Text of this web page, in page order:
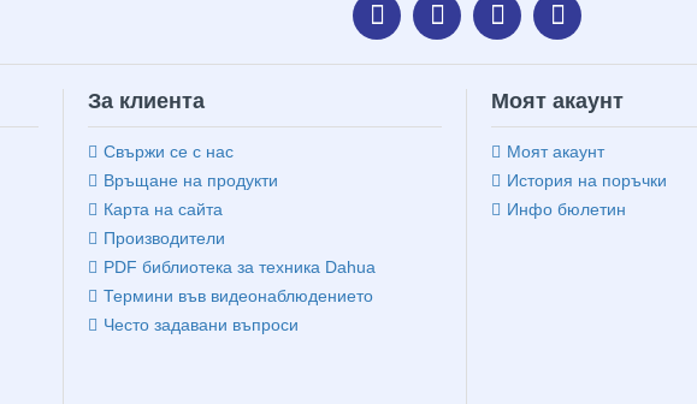
За клиента
Свържи се с нас
Връщане на продукти
Карта на сайта
Производители
PDF библиотека за техника Dahua
Термини във видеонаблюдението
Често задавани въпроси
Моят акаунт
Моят акаунт
История на поръчки
Инфо бюлетин